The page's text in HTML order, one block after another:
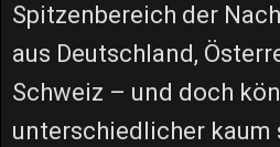
Spitzenbereich der
aus Deutschland,
Schweiz – und doch
unterschiedlicher kaum